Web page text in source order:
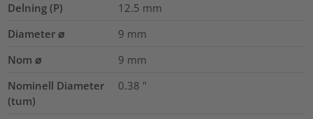
Delning (P) 12.5 mm
Diameter ⌀
9 mm
Nom ⌀
9 mm
Nominell Diameter
(tum)
0.38 "